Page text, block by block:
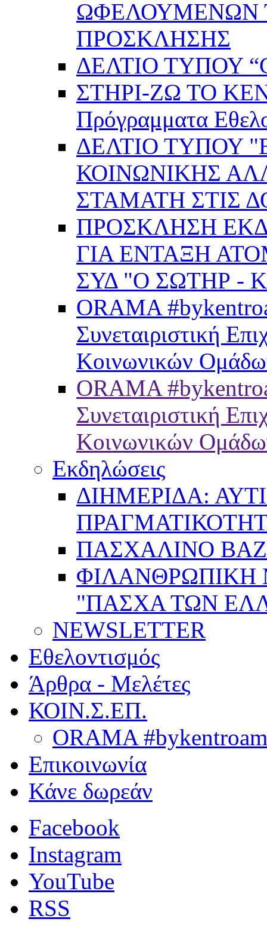
ΩΦΕΛΟΥΜΕΝΩΝ
ΠΡΟΣΚΛΗΣΗΣ
ΔΕΛΤΙΟ ΤΥΠΟΥ
ΣΤΗΡΙ-ΖΩ ΤΟ
Πρόγραμματα
ΔΕΛΤΙΟ ΤΥΠΟΥ
ΚΟΙΝΩΝΙΚΗΣ
ΣΤΑΜΑΤΗ ΣΤΙΣ
ΠΡΟΣΚΛΗΣΗ
ΓΙΑ ΕΝΤΑΞΗ
ΣΥΔ "Ο ΣΩΤΗΡ -
ORAMA
Συνεταιριστική
Κοινωνικών
ORAMA
Συνεταιριστική
Κοινωνικών
Εκδηλώσεις
ΔΙΗΜΕΡΙΔΑ:
ΠΑΣΧΑΛΙΝΟ
"ΠΑΣΧΑ ΤΩΝ
NEWSLETTER
Εθελοντισμός
Άρθρα - Μελέτες
ΚΟΙΝ.Σ.ΕΠ.
ORAMA
Επικοινωνία
Κάνε δωρεάν
Facebook
Instagram
YouTube
RSS